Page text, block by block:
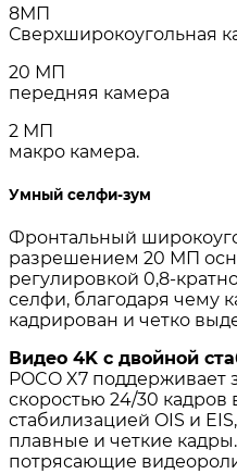
8МП
Сверхширокоугольная
20 МП
передняя камера
2 МП
макро камера.
Умный селфи-зум
Фронтальный
разрешением 20 МП
регулировкой 0,8-
селфи, благодаря чему
кадрирован и четко
Видео 4K с двойной
POCO X7 поддерживает
скоростью 24/30 кадров
стабилизацией OIS и
плавные и четкие
потрясающие